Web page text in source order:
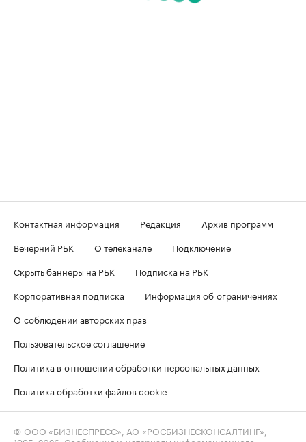
Контактная информация Редакция
Архив программ
Вечерний РБК
О телеканале
Подключение
Скрыть баннеры на РБК
Подписка на РБК
Корпоративная подписка
Информация об ограничениях
О соблюдении авторских прав
Пользовательское соглашение
Политика в отношении обработки персональных данных
Политика обработки файлов cookie
© ООО «БИЗНЕСПРЕСС», АО «РОСБИЗНЕСКОНСАЛТИНГ»,